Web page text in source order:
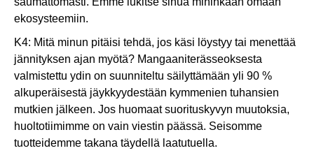
ekosysteemiin.
K4: Mitä minun pitäisi tehdä, jos käsi löystyy tai menettää
jännityksen ajan myötä? Mangaaniterässeoksesta
valmistettu ydin on suunniteltu säilyttämään yli 90 %
alkuperäisestä jäykkyydestään kymmenien tuhansien
mutkien jälkeen. Jos huomaat suorituskyvyn muutoksia,
huoltotiimimme on vain viestin päässä. Seisomme
tuotteidemme takana täydellä laatutuella.